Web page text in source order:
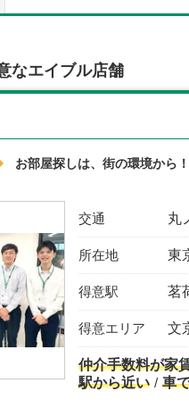
なエイブル店舗
お部屋探しは、街の環境から！
交通 丸
所在地 東
得意駅 茗
得意エリア 文
仲介手数料が家
駅から近い
車